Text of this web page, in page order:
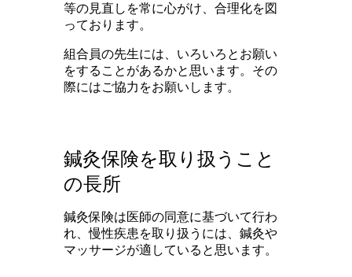
等の見直しを常に心がけ、合理化を図
っております。
組合員の先生には、いろいろとお願い
をすることがあるかと思います。その
際にはご協力をお願いします。
鍼灸保険を取り扱うこと
の長所
鍼灸保険は医師の同意に基づいて行わ
れ、慢性疾患を取り扱うには、鍼灸や
マッサージが適していると思います。